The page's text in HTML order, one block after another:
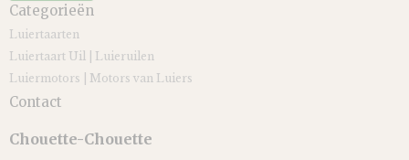
Categorieën
Luiertaarten
Luiertaart Uil | Luieruilen
Luiermotors | Motors van Luiers
Contact
Chouette-Chouette